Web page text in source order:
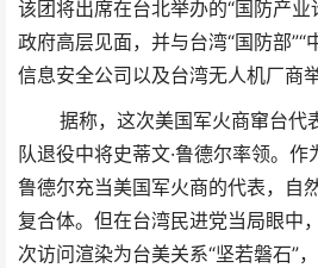
该团将出席在台北举办的“国防产
政府高层见面，并与台湾“国防部”“
信息安全公司以及台湾无人机厂商
据称，这次美国军火商窜台代
队退役中将史蒂文·鲁德尔率领。作
鲁德尔充当美国军火商的代表，自
复合体。但在台湾民进党当局眼中
次访问渲染为台美关系“坚若磐石”